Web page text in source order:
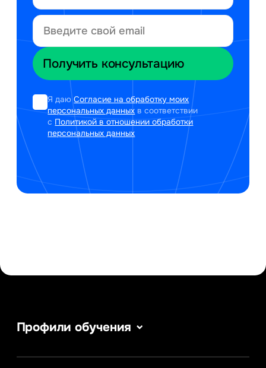
Я даюСогласие на обработку моих
персональных данных в соответствии
с Политикой в отношении обработки
персональных данных
Профили обучения
Информатика